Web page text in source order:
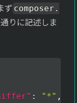
ず composer.
りに記述しま
: "*" ,